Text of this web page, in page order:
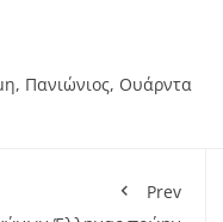
, Πανιώνιος, Ουάρντα
Prev